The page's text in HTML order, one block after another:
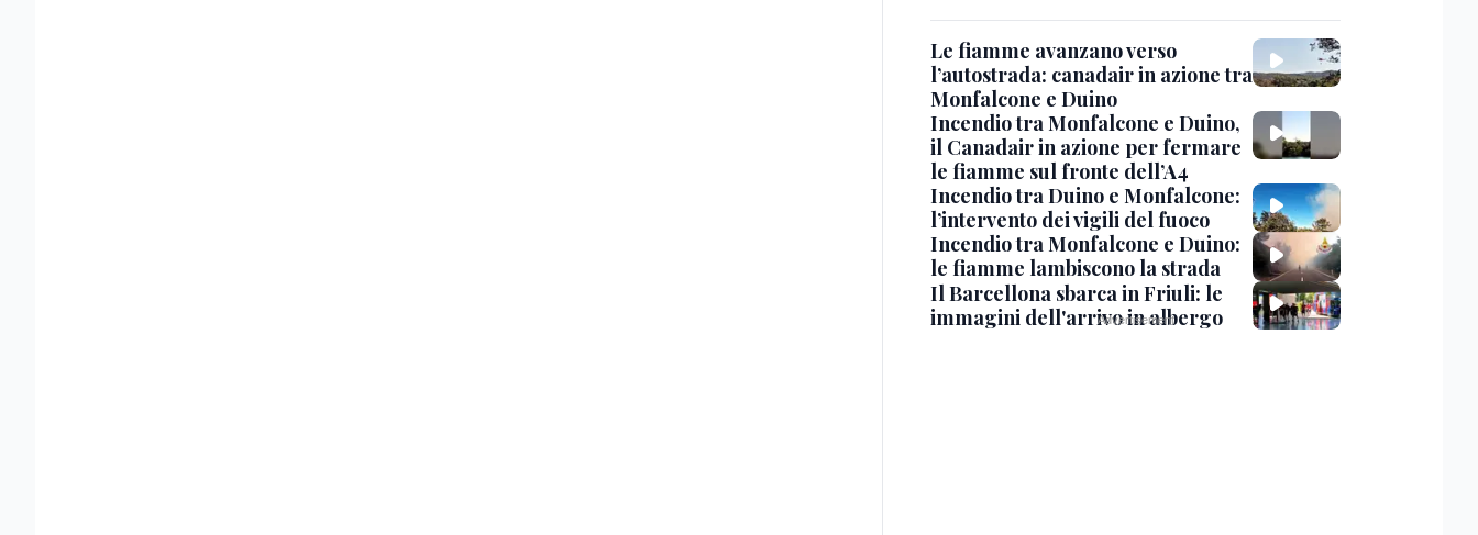
Le fiamme avanzano verso
l’autostrada: canadair in azione tra
Monfalcone e Duino
Incendio tra Monfalcone e Duino,
il Canadair in azione per fermare
le fiamme sul fronte dell’A4
Incendio tra Duino e Monfalcone:
l’intervento dei vigili del fuoco
Incendio tra Monfalcone e Duino:
le fiamme lambiscono la strada
Il Barcellona sbarca in Friuli: le
immagini dell'arrivo in albergo